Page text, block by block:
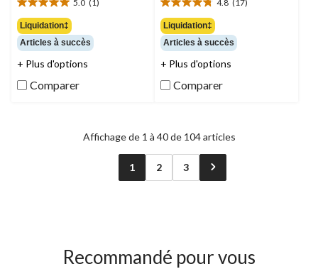
59,99 $
5.0 (1)
5.0
étoile(s)
sur
5.
1
Liquidation‡
Articles à succès
+ Plus d'options
Comparer
49,99 $
4.8 (17)
4.8
étoile(s)
sur
5.
17
Liquidation‡
Articles à succès
+ Plus d'options
Comparer
Affichage de 1 à 40 de 104 articles
1 2 3
Recommandé pour vous